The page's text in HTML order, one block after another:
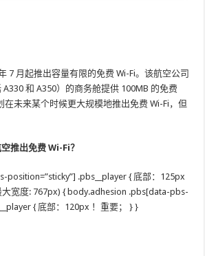
7 月起推出容量有限的免费 Wi-Fi。该航空公司
和 A350）的商务舱提供 100MB 的免费
在未来某个时候更大规模地推出免费 Wi-Fi，但
推出免费 Wi-Fi？
.pbs__player { 底部：125px
大宽度: 767px) { body.adhesion .pbs[data-pbs-
{ 底部：120px ！重要； } }